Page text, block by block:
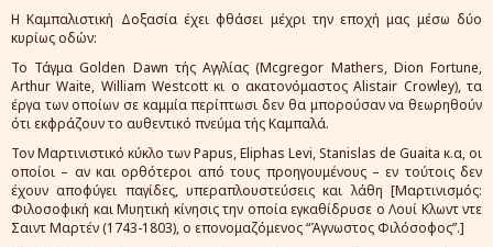
Η Καμπαλιστική Δοξασία έχει φθάσει μέχρι την εποχή μας μέσω δύο
κυρίως οδών:
Το Τάγμα Golden Dawn τής Αγγλίας (Mcgregor Mathers, Dion Fortune,
Arthur Waite, William Westcott κι ο ακατονόμαστος Alistair Crowley), τα
έργα των οποίων σε καμμία περίπτωσι δεν θα μπορούσαν να θεωρηθούν
ότι εκφράζουν το αυθεντικό πνεύμα τής Καμπαλά.
Τον Μαρτινιστικό κύκλο των Papus, Eliphas Levi, Stanislas de Guaita κ.α, οι
οποίοι – αν και ορθότεροι από τους προηγουμένους – εν τούτοις δεν
έχουν αποφύγει παγίδες, υπεραπλουστεύσεις και λάθη [Μαρτινισμός:
Φιλοσοφική και Μυητική κίνησις την οποία εγκαθίδρυσε ο Λουί Κλωντ ντε
Σαιντ Μαρτέν (1743-1803), ο επονομαζόμενος “Άγνωστος Φιλόσοφος”.]